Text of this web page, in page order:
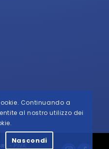
- P.IVA:
Continuando a
al nostro utilizzo dei
Nascondi